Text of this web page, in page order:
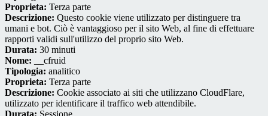
Proprieta: Terza parte
Descrizione: Questo cookie viene utilizzato per distinguere tra
umani e bot. Ciò è vantaggioso per il sito Web, al fine di effettuare
rapporti validi sull'utilizzo del proprio sito Web.
Durata: 30 minuti
Nome: __cfruid
Tipologia: analitico
Proprieta: Terza parte
Descrizione: Cookie associato ai siti che utilizzano CloudFlare,
utilizzato per identificare il traffico web attendibile.